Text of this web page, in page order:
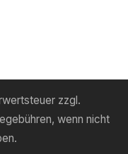
zzgl.
wenn nicht